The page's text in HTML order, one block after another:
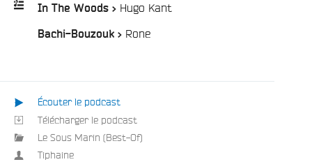
Playlist
In The Woods > Hugo Kant
Bachi-Bouzouk > Rone/
Écouter le podcast
Télécharger le podcast
Le Sous Marin (Best-Of)
Tiphaine